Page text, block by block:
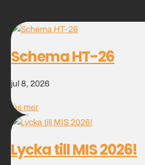
Schema HT-26
jul 8, 2026
läs mer
Lycka till MIS 2026!